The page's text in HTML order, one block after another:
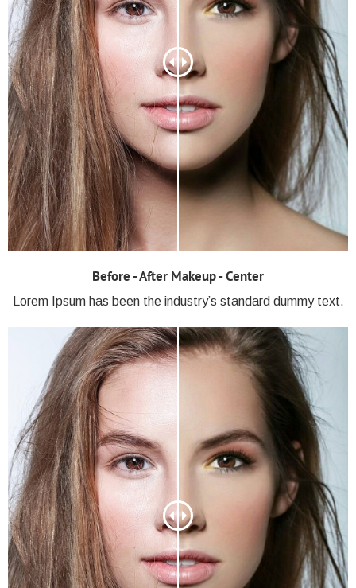
Before - After Makeup - Center
Lorem Ipsum has been the industry’s standard dummy text.